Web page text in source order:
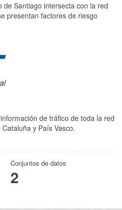
de Santiago intersecta con la red
presentan factores de riesgo
de tráfico de toda la red
y País Vasco.
Conjuntos de datos
2